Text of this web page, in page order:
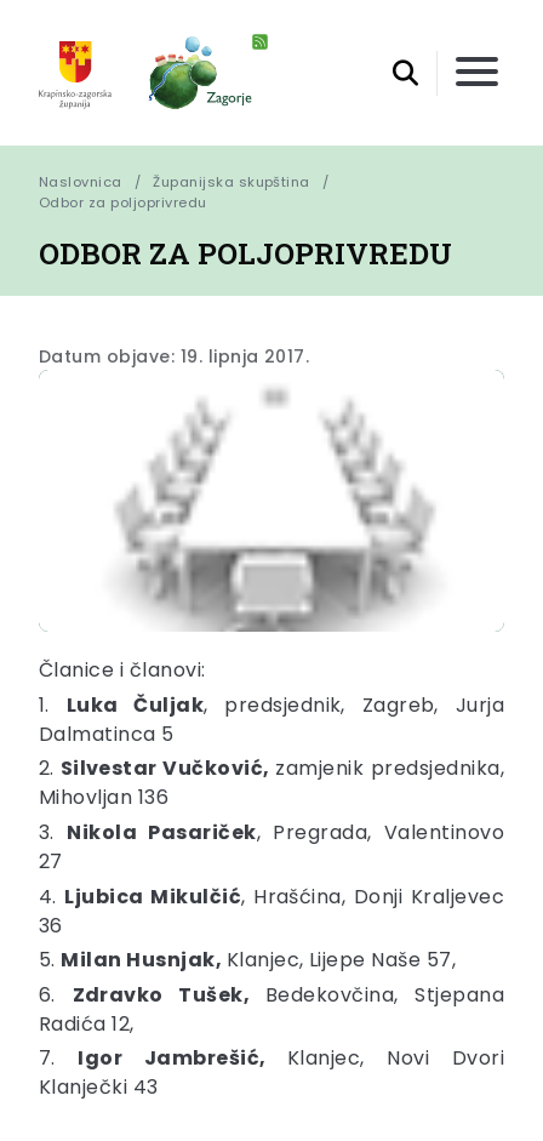
Naslovnica
Županijska skupština
Odbor za poljoprivredu
ODBOR ZA POLJOPRIVREDU
Datum objave: 19. lipnja 2017.
Članice i članovi:
1. Luka Čuljak, predsjednik, Zagreb, Jurja
Dalmatinca 5
2. Silvestar Vučković, zamjenik predsjednika,
Mihovljan 136
3. Nikola Pasariček, Pregrada, Valentinovo
27
4. Ljubica Mikulčić, Hrašćina, Donji Kraljevec
36
5. Milan Husnjak, Klanjec, Lijepe Naše 57,
6. Zdravko Tušek, Bedekovčina, Stjepana
Radića 12,
7. Igor Jambrešić, Klanjec, Novi Dvori
Klanječki 43